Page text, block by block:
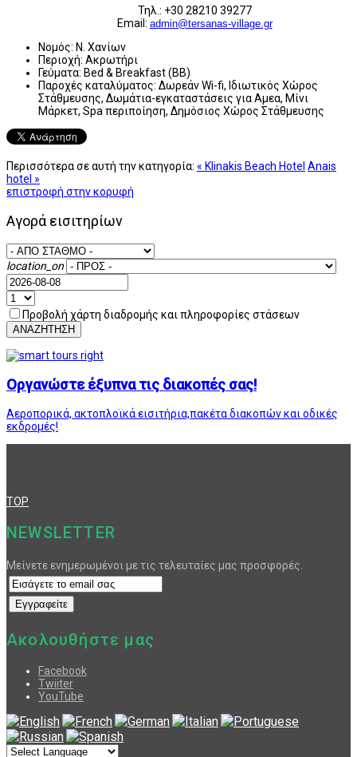
Τηλ.: +30 28210 39277
Email: admin@tersanas-village.gr
Νομός: Ν. Χανίων
Περιοχή: Ακρωτήρι
Γεύματα: Bed & Breakfast (BB)
Παροχές καταλύματος: Δωρεάν Wi-fi, Ιδιωτικός Χώρος
Στάθμευσης, Δωμάτια-εγκαταστάσεις για Αμεα, Μίνι
Μάρκετ, Spa περιποίηση, Δημόσιος Χώρος Στάθμευσης
Περισσότερα σε αυτή την κατηγορία: « Klinakis Beach Hotel Anais
hotel »
επιστροφή στην κορυφή
Αγορά εισιτηρίων
location_on
Προβολή χάρτη διαδρομής και πληροφορίες στάσεων
ΑΝΑΖΗΤΗΣΗ
Οργανώστε έξυπνα τις διακοπές σας!
Αεροπορικά, ακτοπλοϊκά εισιτήρια,πακέτα διακοπών και οδικές
εκδρομές!
TOP
NEWSLETTER
Μείνετε ενημερωμένοι με τις τελευταίες μας προσφορές.
Ακολουθήστε μας
Facebook
Twiiter
YouTube